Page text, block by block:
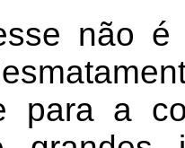
não
para a